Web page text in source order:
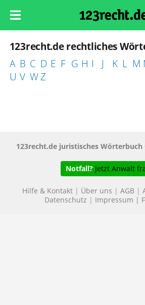
123recht.de rechtliches
A B C D E F G H I J K L M
U V WZ
123recht.de juristisches Wörterbuch
Notfall? Jetzt Anwalt
Hilfe & Kontakt | Über uns | AGB |
Datenschutz | Impressum |